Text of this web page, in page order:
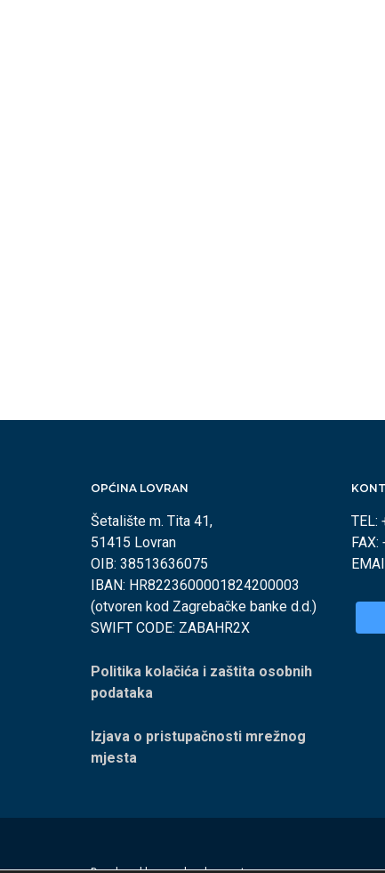
OPĆINA LOVRAN
Šetalište m. Tita 41,
51415 Lovran
OIB: 38513636075
IBAN: HR8223600001824200003
(otvoren kod Zagrebačke banke d.d.)
SWIFT CODE: ZABAHR2X
Politika kolačića i zaštita osobnih
podataka
Izjava o pristupačnosti mrežnog
mjesta
TEL: